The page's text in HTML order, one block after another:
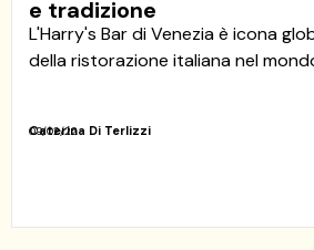
e tradizione
L'Harry's Bar di Venezia è icona
della ristorazione italiana nel
09/02/22
Caterina Di Terlizzi